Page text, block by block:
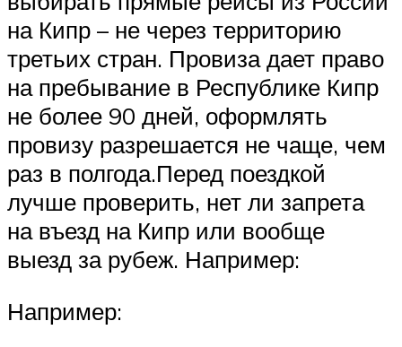
на Кипр – не через территорию
третьих стран. Провиза дает право
на пребывание в Республике Кипр
не более 90 дней, оформлять
провизу разрешается не чаще, чем
раз в полгода.Перед поездкой
лучше проверить, нет ли запрета
на въезд на Кипр или вообще
выезд за рубеж. Например:
Например: